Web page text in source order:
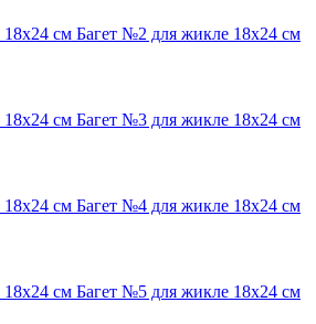
Багет №2 для жикле 18х24 см
Багет №3 для жикле 18х24 см
Багет №4 для жикле 18х24 см
Багет №5 для жикле 18х24 см